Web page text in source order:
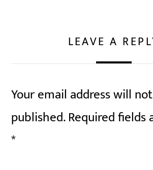
LEAVE A
Your email address will
published.Required fields
*